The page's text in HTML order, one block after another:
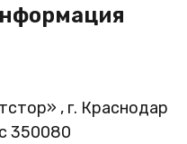
, г. Краснодар
350080